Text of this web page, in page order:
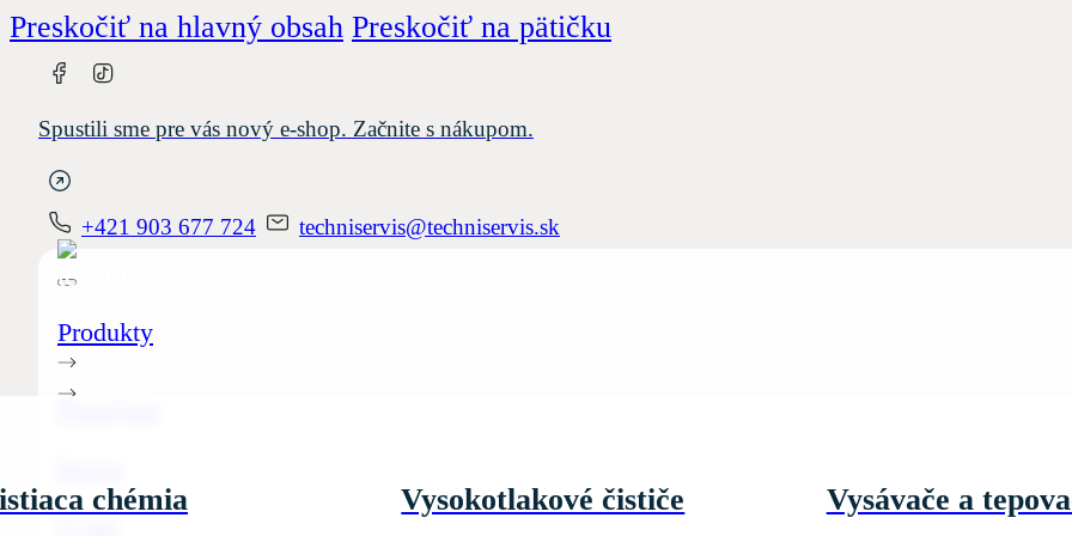
Preskočiť na hlavný obsah Preskočiť na pätičku
Spustili sme pre vás nový e-shop. Začnite s nákupom.
+421 903 677 724 techniservis@techniservis.sk
Produkty
chémia Vysokotlakové čističe Vysávače a
O nás